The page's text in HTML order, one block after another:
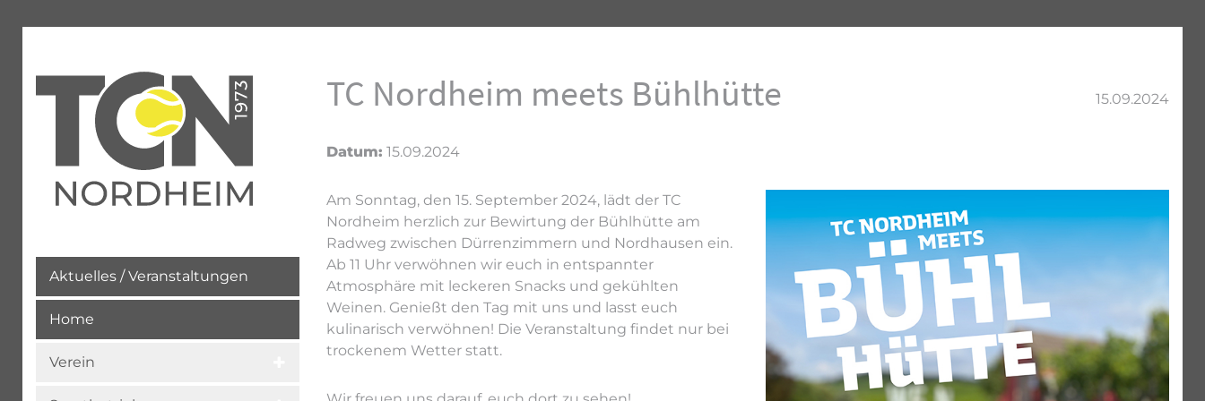
Aktuelles / Veranstaltungen
Home
Verein
TC Nordheim meets Bühlhütte 15.09.2024
Datum: 15.09.2024
Am Sonntag, den 15. September 2024, lädt der TC
Nordheim herzlich zur Bewirtung der Bühlhütte am
Radweg zwischen Dürrenzimmern und Nordhausen ein.
Ab 11 Uhr verwöhnen wir euch in entspannter
Atmosphäre mit leckeren Snacks und gekühlten
Weinen. Genießt den Tag mit uns und lasst euch
kulinarisch verwöhnen! Die Veranstaltung findet nur bei
trockenem Wetter statt.